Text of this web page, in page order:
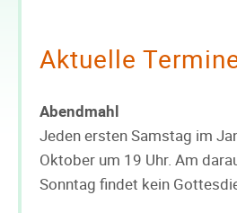
Aktuelle
Abendmahl
Jeden ersten Samstag im
Oktober um 19 Uhr. Am
Sonntag findet kein